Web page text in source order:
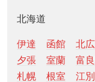
北海道
伊達 函館 北
夕張
室蘭 富
札幌
根室 江別